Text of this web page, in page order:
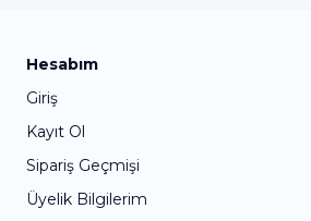
Hesabım
Giriş
Kayıt Ol
Sipariş Geçmişi
Üyelik Bilgilerim